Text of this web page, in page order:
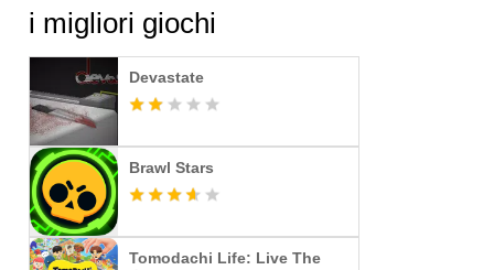
i migliori giochi
Devastate
Brawl Stars
Tomodachi Life: Live The